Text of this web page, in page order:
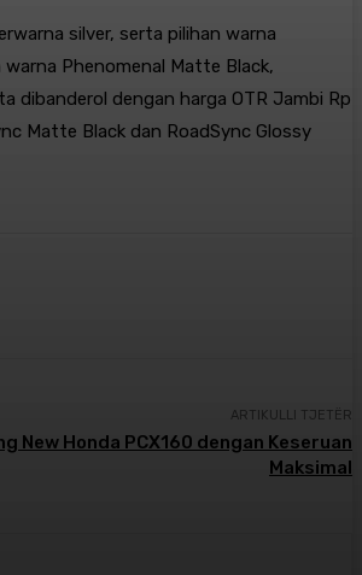
silver, serta pilihan warna
Phenomenal Matte Black,
dibanderol dengan harga OTR Jambi Rp
Matte Black dan RoadSync Glossy
ARTIKULLI TJETËR
New Honda PCX160 dengan Keseruan
Maksimal